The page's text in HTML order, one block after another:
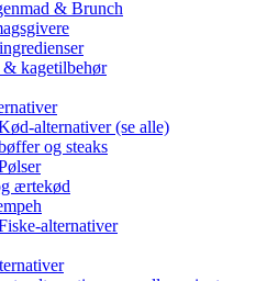
& Brunch
& kagetilbehør
alternativer (se alle)
og steaks
ærtekød
alternativer